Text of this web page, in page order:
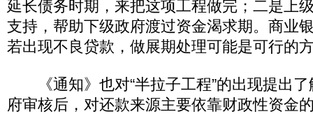
延长债务时期，来把这项工程做完；二是上
支持，帮助下级政府渡过资金渴求期。商业
若出现不良贷款，做展期处理可能是可行的
《通知》也对“半拉子工程”的出现提出了
府审核后，对还款来源主要依靠财政性资金